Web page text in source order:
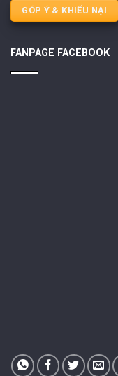
GÓP Ý & KHIẾU NẠI
FANPAGE FACEBOOK